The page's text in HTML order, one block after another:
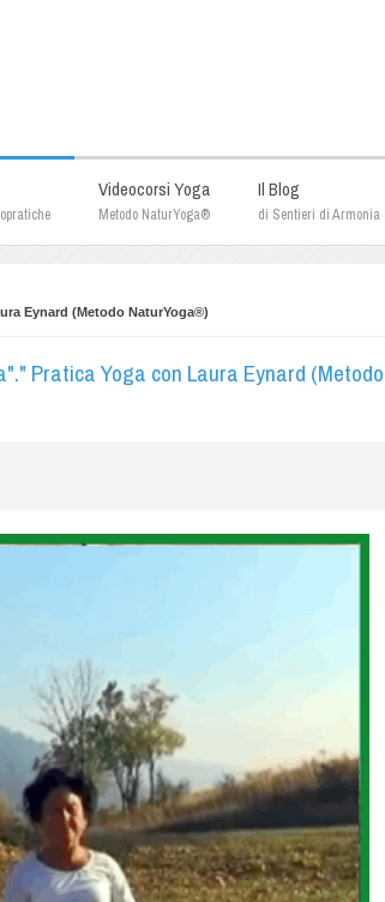
Videocorsi Yoga
Metodo NaturYoga®
Il Blog
di Sentieri di Armonia
Eynard (Metodo NaturYoga®)
Pratica Yoga con Laura Eynard (Metodo